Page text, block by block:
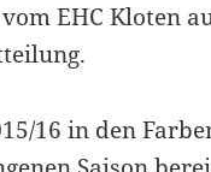
EHC Kloten
16 in den